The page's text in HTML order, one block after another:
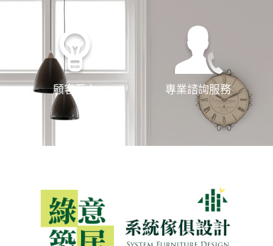
顧客至上 專業諮詢服務